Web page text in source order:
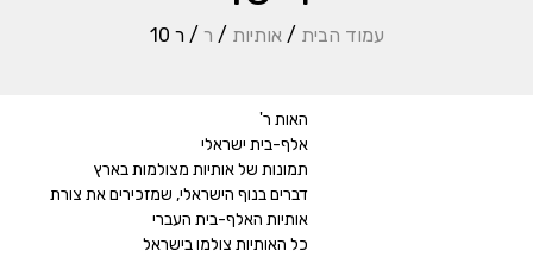
עמוד הבית / אותיות / ר / ר 10
האות ר'
אלף-בית ישראלי
תמונות של אותיות מצולמות בארץ
דברים בנוף הישראלי, שמזכירים את צורת
אותיות האלף-בית העברי
כל האותיות צולמו בישראל